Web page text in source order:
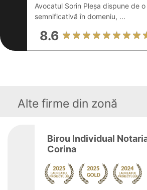
Avocatul Sorin Pleşa dispune de
semnificativă în domeniu, ...
8.6
Alte firme din zonă
Birou Individual
Corina